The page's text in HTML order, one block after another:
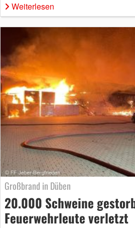
Weiterlesen
Großbrand in Düben
20.000 Schweine
Feuerwehrleute verletzt